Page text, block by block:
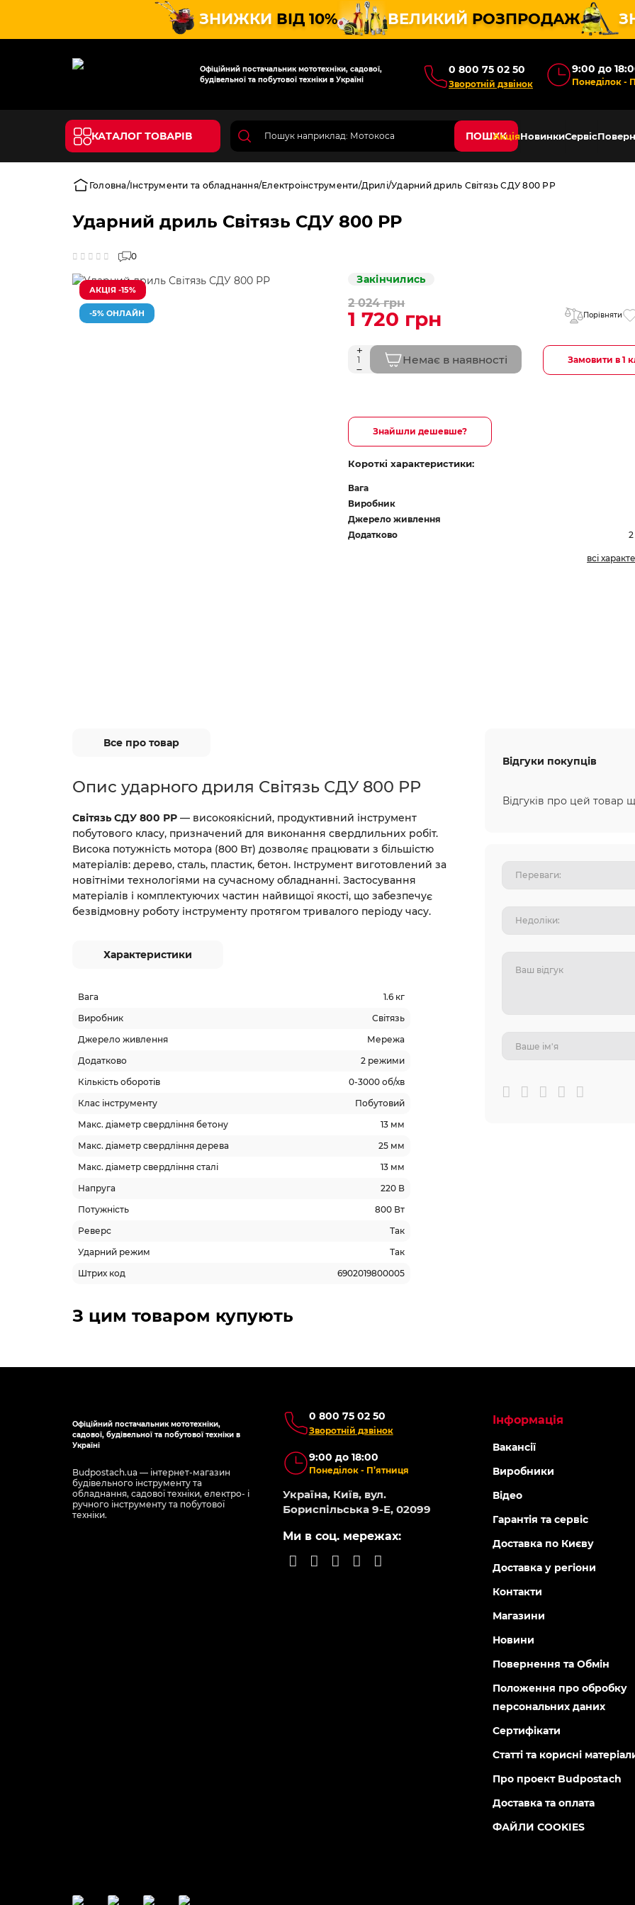
ЗНИЖКИ ВІД 10% ВЕЛИКИЙ РОЗПРОДАЖ
Офіційний постачальник мототехніки, садової,
будівельної та побутової техніки в Україні
0 800 75 02 50
Зворотній дзвінок
9:00 до
Понеділок -
КАТАЛОГ ТОВАРІВ ПОШУКАкціяНовинкиСервіс
Головна Інструменти та обладнання Електроінструменти Дрилі Ударний дриль Світязь СДУ 800 РР
Ударний дриль Світязь СДУ 800 РР
0
АКЦІЯ -15%
-5% ОНЛАЙН
Закінчились
2 024 грн
1 720 грн Порівняти
Немає в наявності Замовити в 1
Знайшли дешевше?
Короткі характеристики:
Вага
Виробник
Джерело живлення
Додатково
всі
Все про товар
Опис ударного дриля Світязь СДУ 800 РР
Світязь СДУ 800 РР — високоякісний, продуктивний інструмент
побутового класу, призначений для виконання свердлильних робіт.
Висока потужність мотора (800 Вт) дозволяє працювати з більшістю
матеріалів: дерево, сталь, пластик, бетон. Інструмент виготовлений за
новітніми технологіями на сучасному обладнанні. Застосування
матеріалів і комплектуючих частин найвищої якості, що забезпечує
безвідмовну роботу інструменту протягом тривалого періоду часу.
Характеристики
Вага
1.6 кг
Виробник
Світязь
Джерело живлення
Мережа
Додатково
2 режими
Кількість оборотів
0-3000 об/хв
Клас інструменту
Побутовий
Макс. діаметр свердління бетону
13 мм
Макс. діаметр свердління дерева
25 мм
Макс. діаметр свердління сталі
13 мм
Напруга
220 В
Потужність
800 Вт
Реверс
Так
Ударний режим
Так
Штрих код
6902019800005
Відгуки покупців
Відгуків про цей товар
З цим товаром купують
Офіційний постачальник мототехніки,
садової, будівельної та побутової техніки в
Україні
Budpostach.ua — інтернет-магазин
будівельного інструменту та
обладнання, садової техніки, електро- і
ручного інструменту та побутової
техніки.
0 800 75 02 50
Зворотній дзвінок
9:00 до 18:00
Понеділок - П’ятниця
Україна, Київ, вул.
Бориспільська 9-Е, 02099
Ми в соц. мережах:
Інформація
Вакансії
Виробники
Відео
Гарантія та сервіс
Доставка по Києву
Доставка у регіони
Контакти
Магазини
Новини
Повернення та Обмін
Положення про обробку
персональних даних
Сертифікати
Статті та корисні
Про проект Budpostach
Доставка та оплата
ФАЙЛИ COOKIES